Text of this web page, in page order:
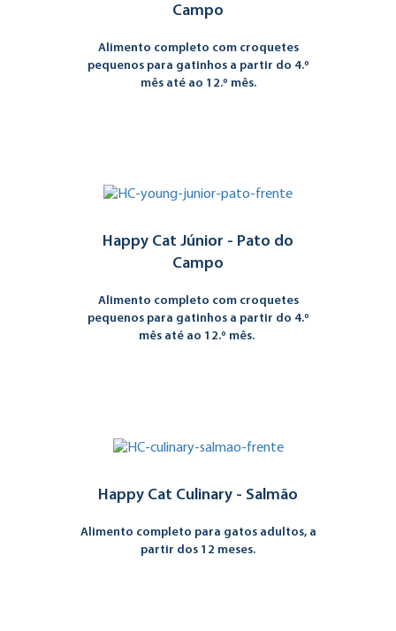
Campo
Alimento completo com croquetes
pequenos para gatinhos a partir do 4.º
mês até ao 12.º mês.
Happy Cat Júnior - Pato do
Campo
Alimento completo com croquetes
pequenos para gatinhos a partir do 4.º
mês até ao 12.º mês.
Happy Cat Culinary - Salmão
Alimento completo para gatos adultos, a
partir dos 12 meses.